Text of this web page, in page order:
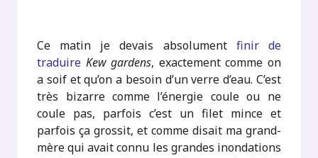
Ce matin je devais absolument finir de
traduire Kew gardens, exactement comme on
a soif et qu’on a besoin d’un verre d’eau. C’est
très bizarre comme l’énergie coule ou ne
coule pas, parfois c’est un filet mince et
parfois ça grossit, et comme disait ma grand-
mère qui avait connu les grandes inondations